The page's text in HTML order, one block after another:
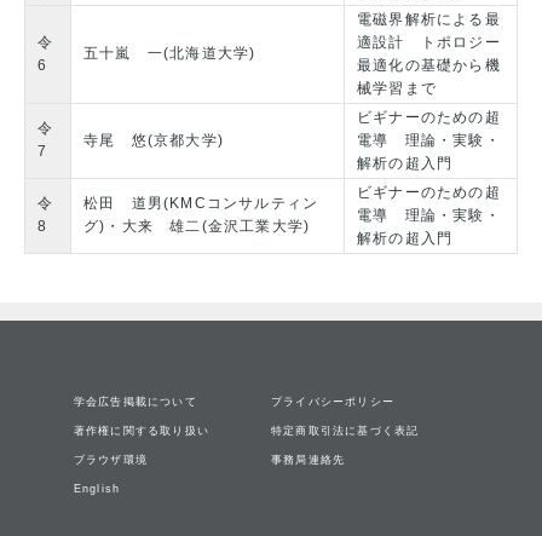
令
6
五十嵐 一(北海道大学)
電磁界解析による最
適設計 トポロジー
最適化の基礎から機
械学習まで
令
7
寺尾 悠(京都大学)
ビギナーのための超
電導 理論・実験・
解析の超入門
令
8
松田 道男(KMCコンサルティン
グ)・大来 雄二(金沢工業大学)
ビギナーのための超
電導 理論・実験・
解析の超入門
学会広告掲載について プライバシーポリシー
著作権に関する取り扱い 特定商取引法に基づく表記
ブラウザ環境 事務局連絡先
English